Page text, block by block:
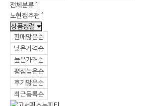
전체분류1
노현정추천 1
상품정렬
판매많은순
낮은가격순
높은가격순
평점높은순
후기많은순
최근등록순